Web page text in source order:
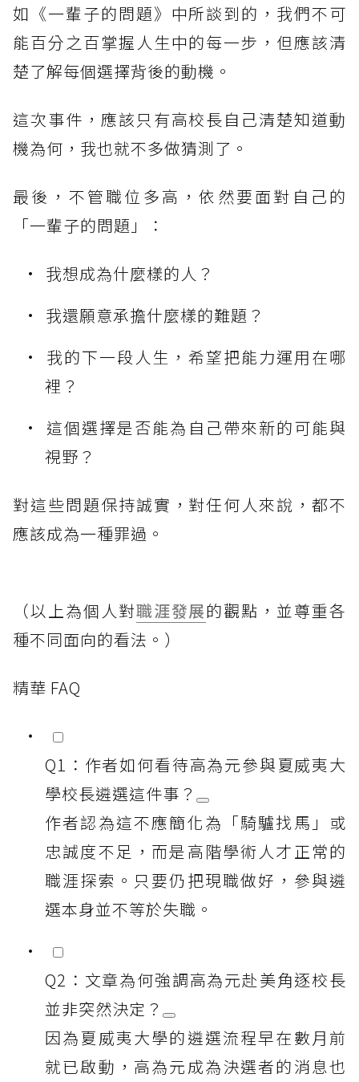
如《一輩子的問題》中所談到的，我們不可
能百分之百掌握人生中的每一步，但應該清
楚了解每個選擇背後的動機。
這次事件，應該只有高校長自己清楚知道動
機為何，我也就不多做猜測了。
最後，不管職位多高，依然要面對自己的
「一輩子的問題」：
我想成為什麼樣的人？
我還願意承擔什麼樣的難題？
我的下一段人生，希望把能力運用在哪
裡？
這個選擇是否能為自己帶來新的可能與
視野？
對這些問題保持誠實，對任何人來說，都不
應該成為一種罪過。
（以上為個人對職涯發展的觀點，並尊重各
種不同面向的看法。）
精華 FAQ
Q1：作者如何看待高為元參與夏威夷大
學校長遴選這件事？
作者認為這不應簡化為「騎驢找馬」或
忠誠度不足，而是高階學術人才正常的
職涯探索。只要仍把現職做好，參與遴
選本身並不等於失職。
Q2：文章為何強調高為元赴美角逐校長
並非突然決定？
因為夏威夷大學的遴選流程早在數月前
就已啟動，高為元成為決選者的消息也